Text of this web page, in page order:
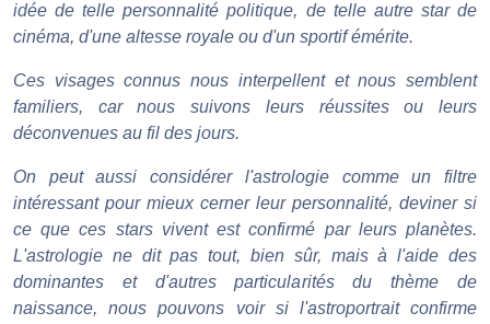
idée de telle personnalité politique, de telle autre star de
cinéma, d'une altesse royale ou d'un sportif émérite.
Ces visages connus nous interpellent et nous semblent
familiers, car nous suivons leurs réussites ou leurs
déconvenues au fil des jours.
On peut aussi considérer l'astrologie comme un filtre
intéressant pour mieux cerner leur personnalité, deviner si
ce que ces stars vivent est confirmé par leurs planètes.
L'astrologie ne dit pas tout, bien sûr, mais à l'aide des
dominantes et d'autres particularités du thème de
naissance, nous pouvons voir si l'astroportrait confirme